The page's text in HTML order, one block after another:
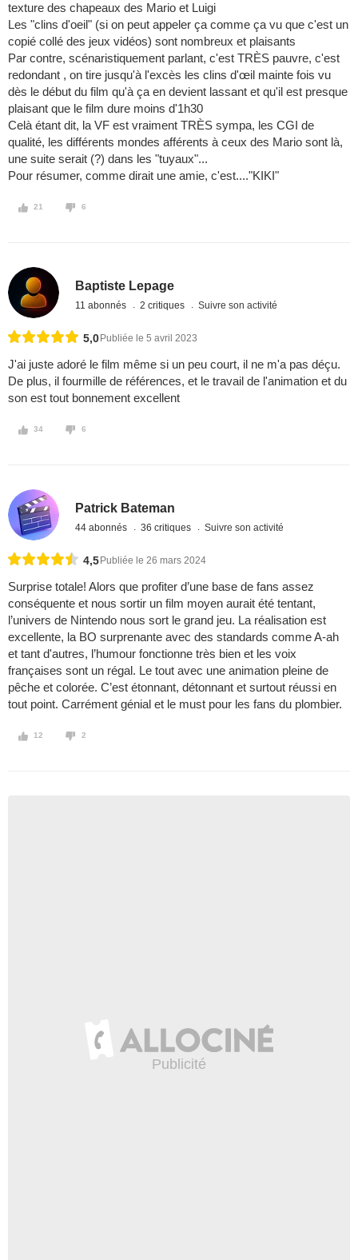
texture des chapeaux des Mario et Luigi
Les "clins d'oeil" (si on peut appeler ça comme ça vu que c'est un
copié collé des jeux vidéos) sont nombreux et plaisants
Par contre, scénaristiquement parlant, c'est TRÈS pauvre, c'est
redondant , on tire jusqu'à l'excès les clins d'œil mainte fois vu
dès le début du film qu'à ça en devient lassant et qu'il est presque
plaisant que le film dure moins d'1h30
Celà étant dit, la VF est vraiment TRÈS sympa, les CGI de
qualité, les différents mondes afférents à ceux des Mario sont là,
une suite serait (?) dans les "tuyaux"...
Pour résumer, comme dirait une amie, c'est...."KIKI"
21 6
Baptiste Lepage
11 abonnés 2 critiques Suivre son activité
5,0 Publiée le 5 avril 2023
J'ai juste adoré le film même si un peu court, il ne m'a pas déçu.
De plus, il fourmille de références, et le travail de l'animation et du
son est tout bonnement excellent
34 6
Patrick Bateman
44 abonnés 36 critiques Suivre son activité
4,5 Publiée le 26 mars 2024
Surprise totale! Alors que profiter d’une base de fans assez
conséquente et nous sortir un film moyen aurait été tentant,
l’univers de Nintendo nous sort le grand jeu. La réalisation est
excellente, la BO surprenante avec des standards comme A-ah
et tant d'autres, l’humour fonctionne très bien et les voix
françaises sont un régal. Le tout avec une animation pleine de
pêche et colorée. C’est étonnant, détonnant et surtout réussi en
tout point. Carrément génial et le must pour les fans du plombier.
12 2